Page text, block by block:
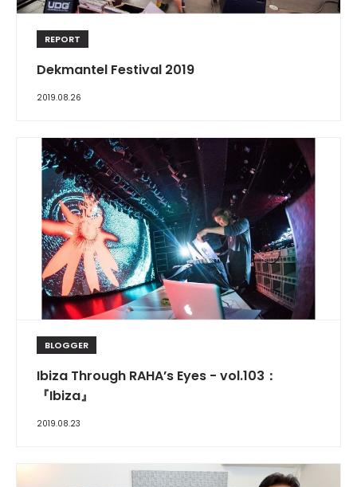
REPORT
Dekmantel Festival 2019
2019.08.26
BLOGGER
Ibiza Through RAHA’s Eyes - vol.103：
『Ibiza』
2019.08.23